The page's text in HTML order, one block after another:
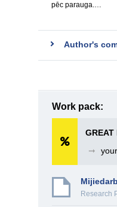
pēc parauga.…
Author's
Work pack:
GREAT
➞
Research